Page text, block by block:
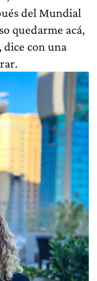
del Mundial
quedarme acá,
dice con una